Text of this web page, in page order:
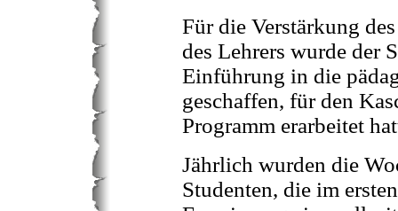
Für die Verstärkung
des Lehrers wurde der
Einführung in die
geschaffen, für den
Programm erarbeitet
Jährlich wurden die
Studenten, die im